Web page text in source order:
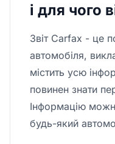
і для чого
Звіт Carfax - це
автомобіля,
містить усю
повинен знати
Інформацію
будь-який